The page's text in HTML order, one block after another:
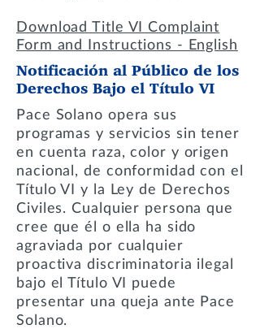
Download Title VI Complaint
Form and Instructions - English
Notificación al Público de los
Derechos Bajo el Título VI
Pace Solano opera sus
programas y servicios sin tener
en cuenta raza, color y origen
nacional, de conformidad con el
Título VI y la Ley de Derechos
Civiles. Cualquier persona que
cree que él o ella ha sido
agraviada por cualquier
proactiva discriminatoria ilegal
bajo el Título VI puede
presentar una queja ante Pace
Solano.